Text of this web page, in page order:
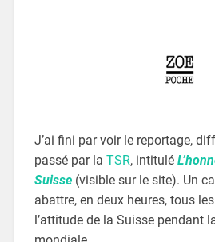
J’ai fini par voir le reportage,
passé par la TSR, intitulé
Suisse(visible sur le site). Un
abattre, en deux heures, tous
l’attitude de la Suisse pendant